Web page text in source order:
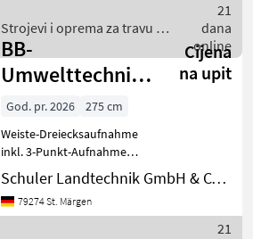
Vollgeschützter Antrieb ■
Alle Teile pulverbeschi
Strojevi i oprema za travu i
baliranje / BB
Umwelttechnik
21
dana
online
BB-
Umwelttechnik
Seco Duplex 275
F
Cijena
na upit
God. pr. 2026
275 cm
Weiste-Dreiecksaufnahme
inkl. 3-Punkt-Aufnahme
KAT 2 ■ Alle Teile
pulverbeschichtet oder
galvanisch verzinkt ■ Bidux
Schuler Landtechnik GmbH & CO KG
79274 St. Märgen
21